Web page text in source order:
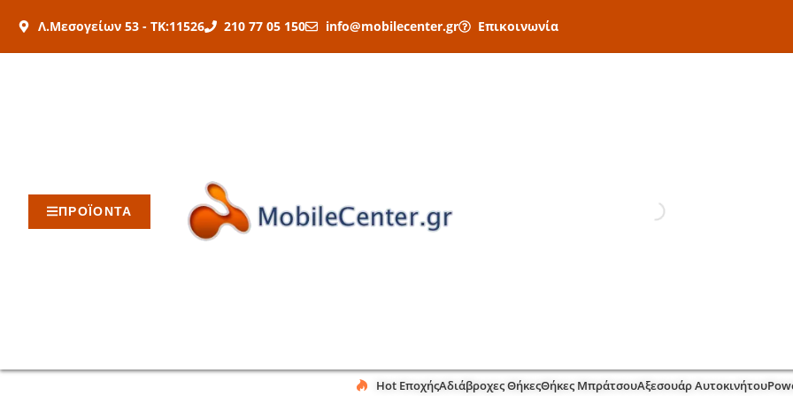
στο
Λ.Μεσογείων 53 - ΤΚ:11526 210 77 05 150 info@mobilecenter.gr Επικοινωνία
ΠΡΟΪΟΝΤΑ
Hot ΕποχήςΑδιάβροχες ΘήκεςΘήκες ΜπράτσουΑξεσουάρ Αυτοκινήτου